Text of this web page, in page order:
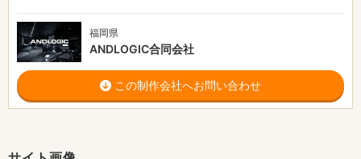
福岡県
ANDLOGIC合同会社
この制作会社へお問い合わせ